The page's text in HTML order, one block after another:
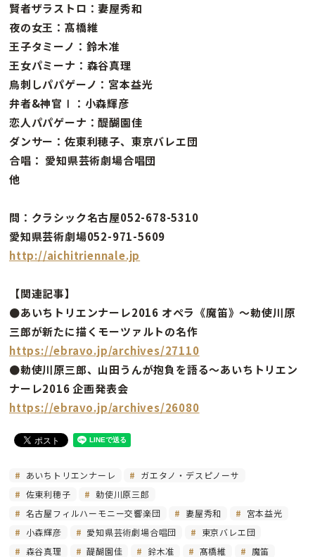
賢者ザラストロ：妻屋秀和
夜の女王：髙橋維
王子タミーノ：鈴木准
王女パミーナ：森谷真理
鳥刺しパパゲーノ：宮本益光
弁者&神官Ⅰ：小森輝彦
恋人パパゲーナ：醍醐園佳
ダンサー：佐東利穂子、東京バレエ団
合唱： 愛知県芸術劇場合唱団
他
問：クラシック名古屋052-678-5310
愛知県芸術劇場052-971-5609
http://aichitriennale.jp
【関連記事】
●あいちトリエンナーレ2016 オペラ《魔笛》〜勅使川原
三郎が新たに描くモーツァルトの名作
https://ebravo.jp/archives/27110
●勅使川原三郎、山田うんが抱負を語る〜あいちトリエン
ナーレ2016 企画発表会
https://ebravo.jp/archives/26080
あいちトリエンナーレ
ガエタノ・デスピノーサ
佐東利穂子
勅使川原三郎
名古屋フィルハーモニー交響楽団
妻屋秀和
宮本益光
小森輝彦
愛知県芸術劇場合唱団
東京バレエ団
森谷真理
醍醐園佳 鈴木准 髙橋維 魔笛